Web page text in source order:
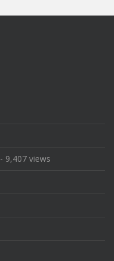
- 9,407 views